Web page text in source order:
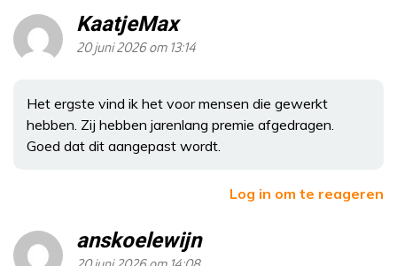
KaatjeMax
20 juni 2026 om 13:14
Het ergste vind ik het voor mensen die gewerkt
hebben. Zij hebben jarenlang premie afgedragen.
Goed dat dit aangepast wordt.
Log in om te reageren
anskoelewijn